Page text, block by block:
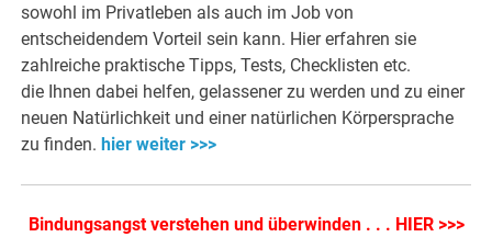
sowohl im Privatleben als auch im Job von
entscheidendem Vorteil sein kann. Hier erfahren sie
zahlreiche praktische Tipps, Tests, Checklisten etc.
die Ihnen dabei helfen, gelassener zu werden und zu einer
neuen Natürlichkeit und einer natürlichen Körpersprache
zu finden. hier weiter >>>
Bindungsangst verstehen und überwinden . . . HIER >>>